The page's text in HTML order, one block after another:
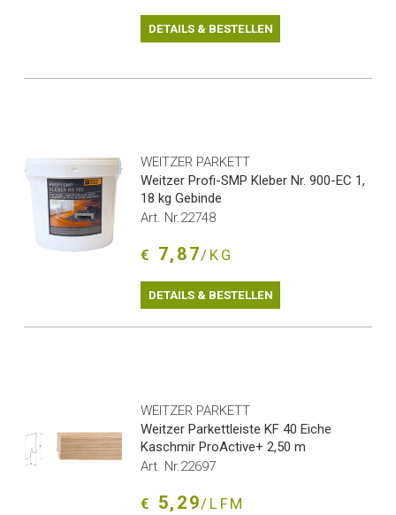
DETAILS & BESTELLEN
WEITZER PARKETT
Weitzer Profi-SMP Kleber Nr. 900-EC 1,
18 kg Gebinde
Art. Nr.22748
€ 7,87/KG
DETAILS & BESTELLEN
WEITZER PARKETT
Weitzer Parkettleiste KF 40 Eiche
Kaschmir ProActive+ 2,50 m
Art. Nr.22697
€ 5,29/LFM